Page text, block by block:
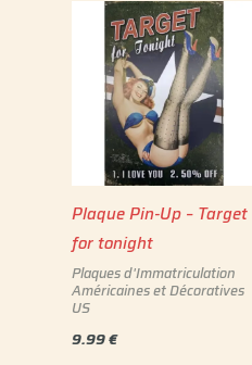
Plaque Pin-Up – Target
for tonight
Plaques d'Immatriculation
Américaines et Décoratives
US
9.99€